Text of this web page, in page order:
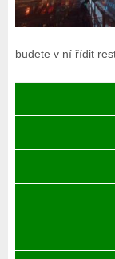
budete v ní řídit